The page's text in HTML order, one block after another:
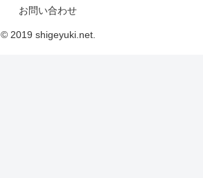
お問い合わせ
© 2019 shigeyuki.net.